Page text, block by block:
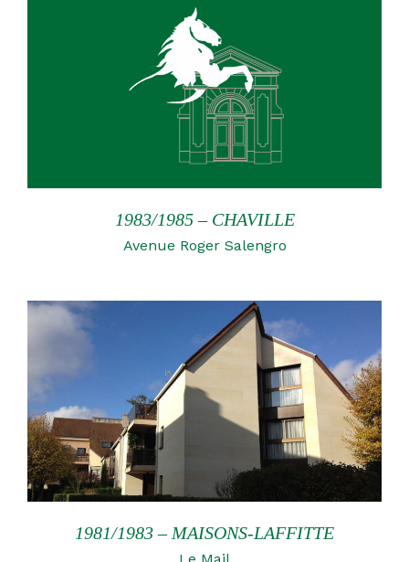
1983/1985 – CHAVILLE
Avenue Roger Salengro
1981/1983 – MAISONS-LAFFITTE